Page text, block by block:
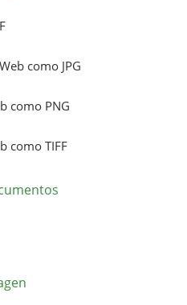
como JPG
como PNG
como TIFF